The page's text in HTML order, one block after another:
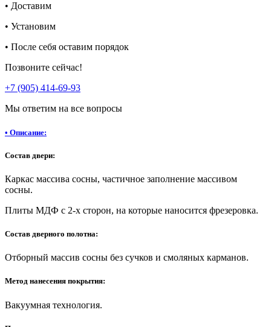
• Доставим
• Установим
• После себя оставим порядок
Позвоните сейчас!
+7 (905) 414-69-93
Мы ответим на все вопросы
• Описание:
Состав двери:
Каркас массива сосны, частичное заполнение массивом
сосны.
Плиты МДФ с 2-х сторон, на которые наносится фрезеровка.
Состав дверного полотна:
Отборный массив сосны без сучков и смоляных карманов.
Метод нанесения покрытия:
Вакуумная технология.